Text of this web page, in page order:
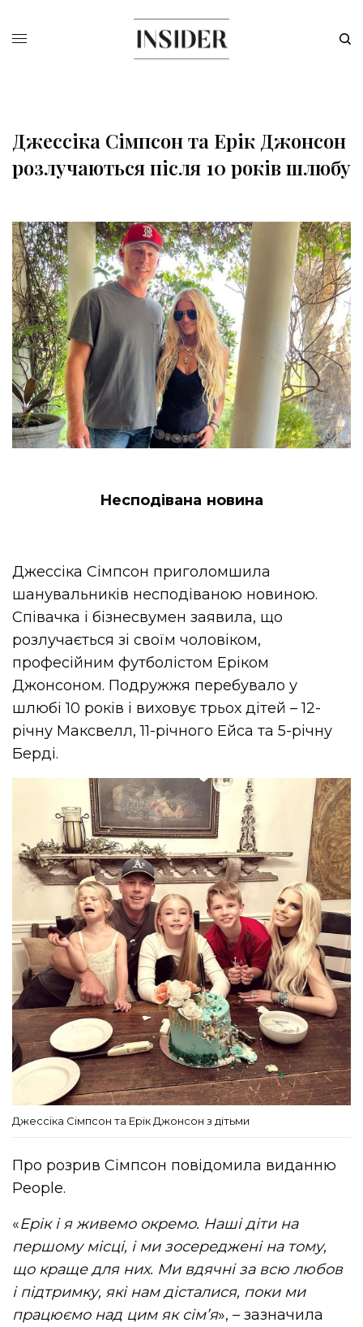
Джессіка Сімпсон та Ерік Джонсон
розлучаються після 10 років шлюбу
Несподівана новина
Джесcіка Сімпсон приголомшила
шанувальників несподіваною новиною.
Співачка і бізнесвумен заявила, що
розлучається зі своїм чоловіком,
професійним футболістом Еріком
Джонсоном. Подружжя перебувало у
шлюбі 10 років і виховує трьох дітей – 12-
річну Максвелл, 11-річного Ейса та 5-річну
Берді.
Джессіка Сімпсон та Ерік Джонсон з дітьми
Про розрив Сімпсон повідомила виданню
People.
«Ерік і я живемо окремо. Наші діти на
першому місці, і ми зосереджені на тому,
що краще для них. Ми вдячні за всю любов
і підтримку, які нам дісталися, поки ми
працюємо над цим як сім’я», – зазначила